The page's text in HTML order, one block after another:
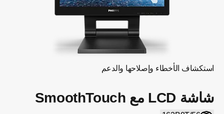
استكشاف الأخطاء وإصلاحها والدعم
شاشة LCD مع SmoothTouch